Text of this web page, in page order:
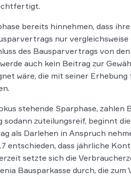
bereits hinnehmen, dass
nur
des Bausparvertrags von
auch kein Beitrag zur
wäre, die mit seiner
stehende Sparphase, zahlen
zuteilungsreif, beginnt
als Darlehen in Anspruch
entschieden, dass jährliche
setzte sich die
Bausparkasse durch, die